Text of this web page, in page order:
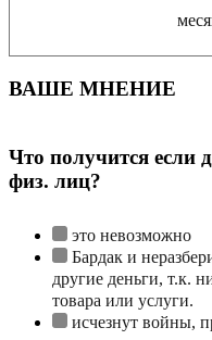
ВАШЕ МНЕНИЕ
Что получится если
физ. лиц?
это невозможно
Бардак и
другие деньги, т.к.
товара или услуги.
исчезнут войны,